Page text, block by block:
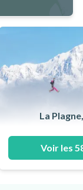
La
Voir les